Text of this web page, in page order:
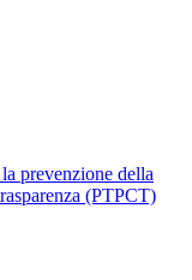
prevenzione della
(PTPCT)